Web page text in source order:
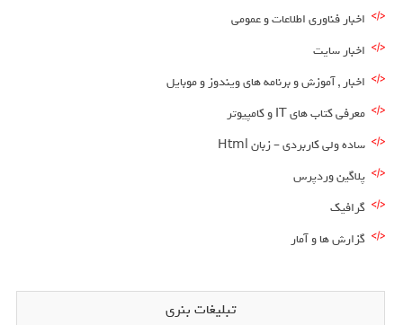
اخبار فناوری اطلاعات و عمومی
اخبار سایت
اخبار , آموزش و برنامه های ویندوز و موبایل
معرفی کتاب های IT و کامپیوتر
ساده ولی کاربردی – زبان Html
پلاگین وردپرس
گرافیک
گزارش ها و آمار
تبلیغات بنری